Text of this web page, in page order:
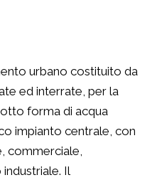
urbano costituito da
ed interrate, per la
forma di acqua
impianto centrale, con
commerciale,
Il